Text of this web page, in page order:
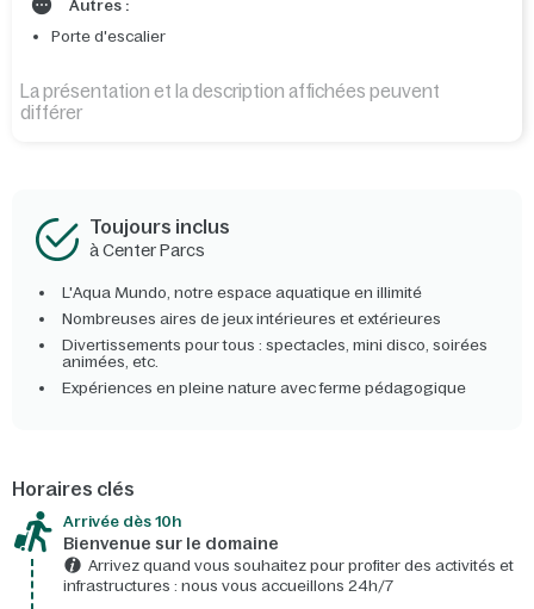
Autres :
Porte d'escalier
La présentation et la description affichées peuvent
différer
Toujours inclus
à Center Parcs
L'Aqua Mundo, notre espace aquatique en illimité
Nombreuses aires de jeux intérieures et extérieures
Divertissements pour tous : spectacles, mini disco, soirées
animées, etc.
Expériences en pleine nature avec ferme pédagogique
Horaires clés
Arrivée dès 10h​
Bienvenue sur le domaine​
Arrivez quand vous souhaitez pour profiter des activités et
infrastructures : nous vous accueillons 24h/7​